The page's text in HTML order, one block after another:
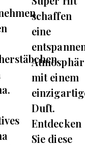
schaffen
eine
mit einem
Duft.
Entdecken
Sie diese